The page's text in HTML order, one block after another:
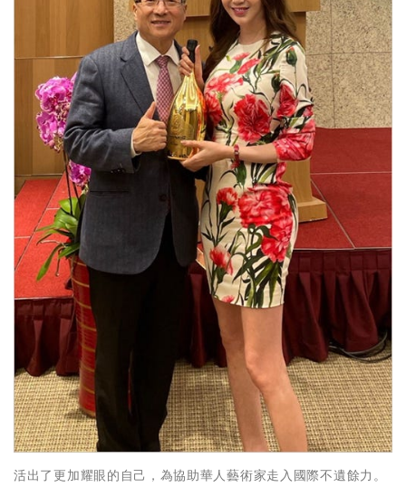
活出了更加耀眼的自己，為協助華人藝術家走入國際不遺餘力。